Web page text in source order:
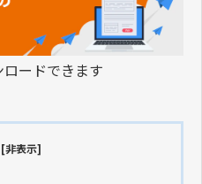
ードできます
[非表示]